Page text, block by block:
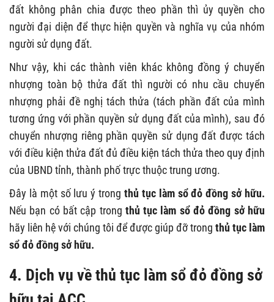
đất không phân chia được theo phần thì ủy quyền cho
người đại diện để thực hiện quyền và nghĩa vụ của nhóm
người sử dụng đất.
Như vậy, khi các thành viên khác không đồng ý chuyển
nhượng toàn bộ thửa đất thì người có nhu cầu chuyển
nhượng phải đề nghị tách thửa (tách phần đất của mình
tương ứng với phần quyền sử dụng đất của mình), sau đó
chuyển nhượng riêng phần quyền sử dụng đất được tách
với điều kiện thửa đất đủ điều kiện tách thửa theo quy định
của UBND tỉnh, thành phố trực thuộc trung ương.
Đây là một số lưu ý trong thủ tục làm sổ đỏ đồng sở hữu.
Nếu bạn có bất cập trong thủ tục làm sổ đỏ đồng sở hữu
hãy liên hệ với chúng tôi để được giúp đỡ trong thủ tục làm
sổ đỏ đồng sở hữu.
4. Dịch vụ về thủ tục làm sổ đỏ đồng sở